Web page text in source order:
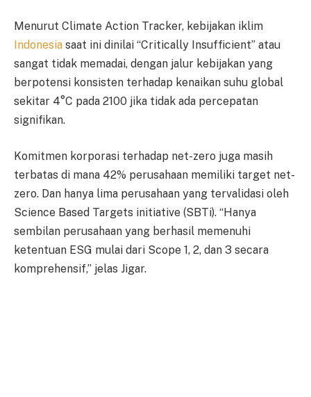
Menurut Climate Action Tracker, kebijakan iklim
Indonesia saat ini dinilai “Critically Insufficient” atau
sangat tidak memadai, dengan jalur kebijakan yang
berpotensi konsisten terhadap kenaikan suhu global
sekitar 4°C pada 2100 jika tidak ada percepatan
signifikan.
Komitmen korporasi terhadap net-zero juga masih
terbatas di mana 42% perusahaan memiliki target net-
zero. Dan hanya lima perusahaan yang tervalidasi oleh
Science Based Targets initiative (SBTi). “Hanya
sembilan perusahaan yang berhasil memenuhi
ketentuan ESG mulai dari Scope 1, 2, dan 3 secara
komprehensif,” jelas Jigar.